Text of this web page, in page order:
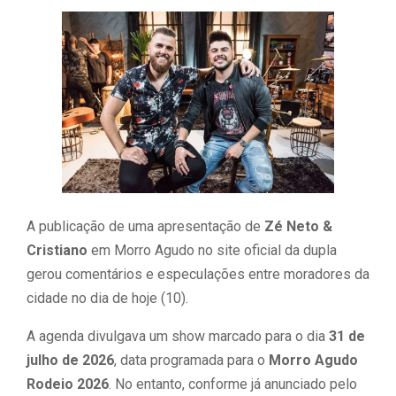
A publicação de uma apresentação de Zé Neto &
Cristiano em Morro Agudo no site oficial da dupla
gerou comentários e especulações entre moradores da
cidade no dia de hoje (10).
A agenda divulgava um show marcado para o dia 31 de
julho de 2026, data programada para o Morro Agudo
Rodeio 2026. No entanto, conforme já anunciado pelo